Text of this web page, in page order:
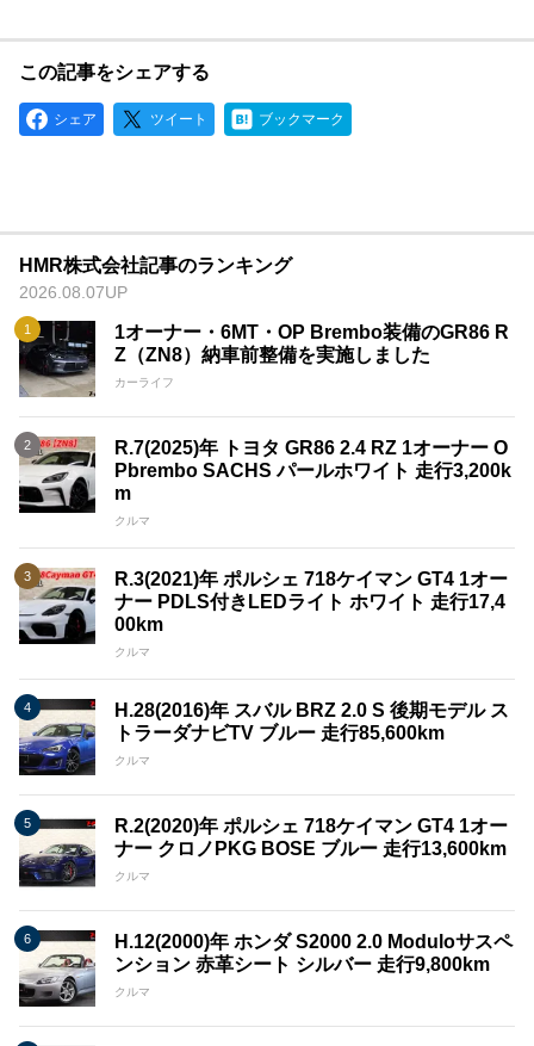
この記事をシェアする
シェア ツイート ブックマーク
HMR株式会社記事のランキング
2026.08.07UP
1オーナー・6MT・OP Brembo装備のGR86 R
Z（ZN8）納車前整備を実施しました
カーライフ
R.7(2025)年 トヨタ GR86 2.4 RZ 1オーナー O
Pbrembo SACHS パールホワイト 走行3,200k
m
クルマ
R.3(2021)年 ポルシェ 718ケイマン GT4 1オー
ナー PDLS付きLEDライト ホワイト 走行17,4
00km
クルマ
H.28(2016)年 スバル BRZ 2.0 S 後期モデル ス
トラーダナビTV ブルー 走行85,600km
クルマ
R.2(2020)年 ポルシェ 718ケイマン GT4 1オー
ナー クロノPKG BOSE ブルー 走行13,600km
クルマ
H.12(2000)年 ホンダ S2000 2.0 Moduloサスペ
ンション 赤革シート シルバー 走行9,800km
クルマ